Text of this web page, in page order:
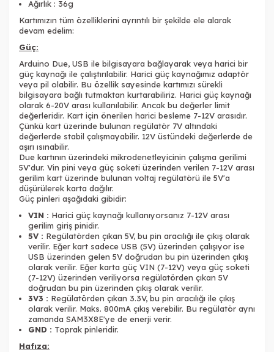
Ağırlık : 36g
Kartımızın tüm özelliklerini ayrıntılı bir şekilde ele alarak
devam edelim:
Güç:
Arduino Due, USB ile bilgisayara bağlayarak veya harici bir
güç kaynağı ile çalıştırılabilir. Harici güç kaynağımız adaptör
veya pil olabilir. Bu özellik sayesinde kartımızı sürekli
bilgisayara bağlı tutmaktan kurtarabiliriz. Harici güç kaynağı
olarak 6-20V arası kullanılabilir. Ancak bu değerler limit
değerleridir. Kart için önerilen harici besleme 7-12V arasıdır.
Çünkü kart üzerinde bulunan regülatör 7V altındaki
değerlerde stabil çalışmayabilir. 12V üstündeki değerlerde de
aşırı ısınabilir.
Due kartının üzerindeki mikrodenetleyicinin çalışma gerilimi
5V'dur. Vin pini veya güç soketi üzerinden verilen 7-12V arası
gerilim kart üzerinde bulunan voltaj regülatörü ile 5V'a
düşürülerek karta dağılır.
Güç pinleri aşağıdaki gibidir:
VIN : Harici güç kaynağı kullanıyorsanız 7-12V arası
gerilim giriş pinidir.
5V : Regülatörden çıkan 5V, bu pin aracılığı ile çıkış olarak
verilir. Eğer kart sadece USB (5V) üzerinden çalışıyor ise
USB üzerinden gelen 5V doğrudan bu pin üzerinden çıkış
olarak verilir. Eğer karta güç VIN (7-12V) veya güç soketi
(7-12V) üzerinden veriliyorsa regülatörden çıkan 5V
doğrudan bu pin üzerinden çıkış olarak verilir.
3V3 : Regülatörden çıkan 3.3V, bu pin aracılığı ile çıkış
olarak verilir. Maks. 800mA çıkış verebilir. Bu regülatör aynı
zamanda SAM3X8E'ye de enerji verir.
GND : Toprak pinleridir.
Hafıza: